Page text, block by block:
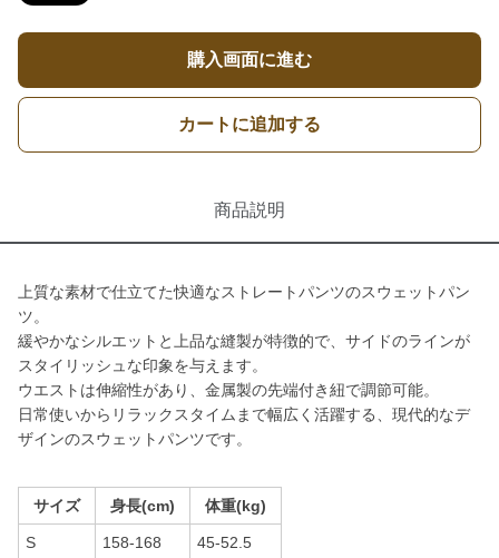
購入画面に進む
カートに追加する
商品説明
上質な素材で仕立てた快適なストレートパンツのスウェットパン
ツ。
緩やかなシルエットと上品な縫製が特徴的で、サイドのラインが
スタイリッシュな印象を与えます。
ウエストは伸縮性があり、金属製の先端付き紐で調節可能。
日常使いからリラックスタイムまで幅広く活躍する、現代的なデ
ザインのスウェットパンツです。
サイズ 身長(cm) 体重(kg)
S 158-168 45-52.5